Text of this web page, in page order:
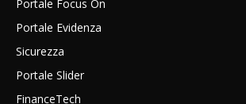
Portale Focus On
Portale Evidenza
Sicurezza
Portale Slider
FinanceTech